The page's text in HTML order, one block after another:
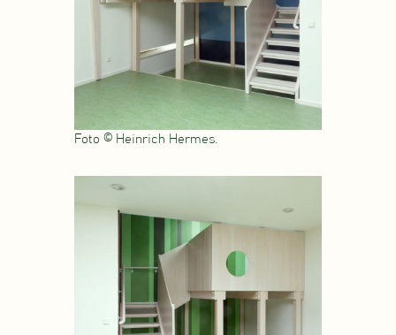
Foto © Heinrich Hermes.